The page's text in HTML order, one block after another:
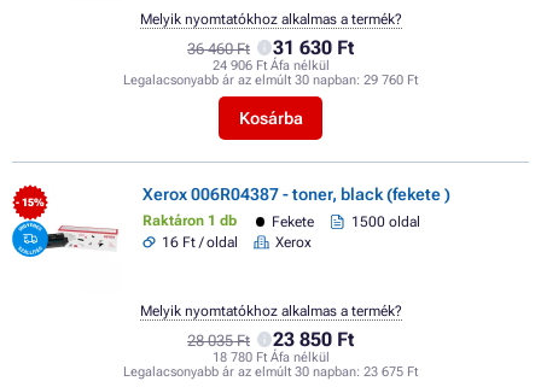
36 460 Ft 31 630 Ft
24 906 Ft Áfa nélkül
Legalacsonyabb ár az elmúlt 30 napban: 29 760 Ft
Kosárba
Melyik nyomtatókhoz alkalmas a termék?
- 15% Xerox 006R04387 - toner, black (fekete )
Raktáron 1 db Fekete
1500 oldal
16 Ft / oldal
Xerox
28 035 Ft 23 850 Ft
18 780 Ft Áfa nélkül
Legalacsonyabb ár az elmúlt 30 napban: 23 675 Ft
Melyik nyomtatókhoz alkalmas a termék?